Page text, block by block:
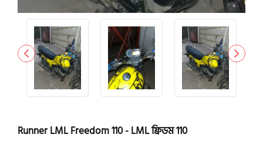
Runner LML Freedom 110 - LML ফ্রিডম 110